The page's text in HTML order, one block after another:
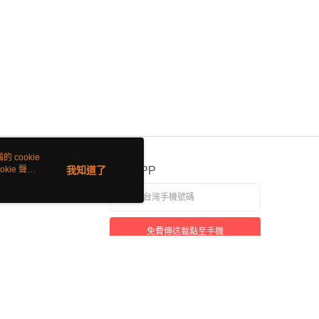
官方APP
免費傳送載點至手機
的 cookie
聲明
我知道了